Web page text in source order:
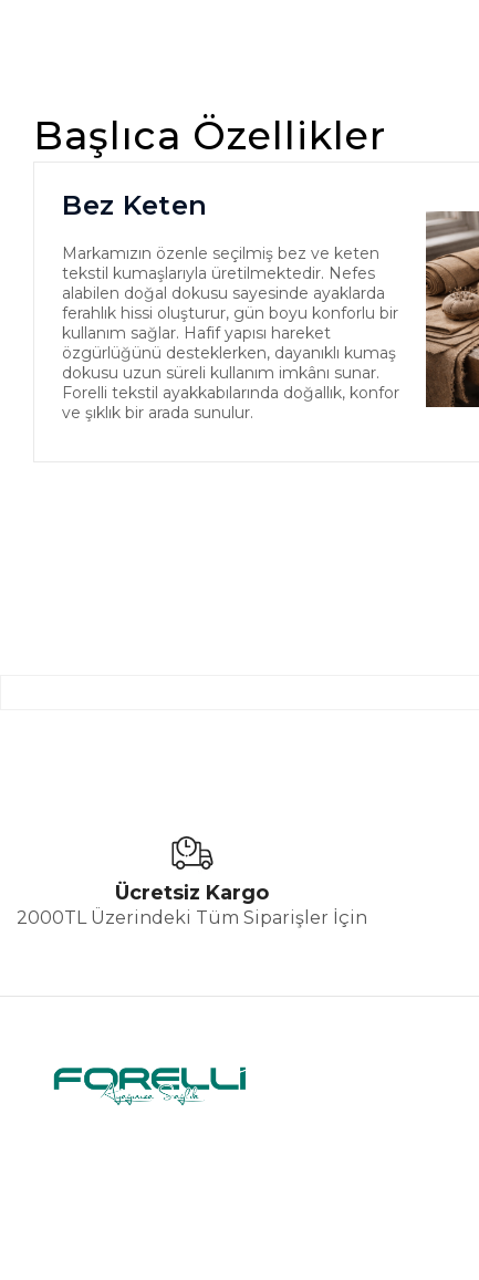
Başlıca Özellikler
Bez Keten
Markamızın özenle seçilmiş bez ve keten
tekstil kumaşlarıyla üretilmektedir. Nefes
alabilen doğal dokusu sayesinde ayaklarda
ferahlık hissi oluşturur, gün boyu konforlu bir
kullanım sağlar. Hafif yapısı hareket
özgürlüğünü desteklerken, dayanıklı kumaş
dokusu uzun süreli kullanım imkânı sunar.
Forelli tekstil ayakkabılarında doğallık, konfor
ve şıklık bir arada sunulur.
Ücretsiz Kargo
2000TL Üzerindeki Tüm Siparişler İçin